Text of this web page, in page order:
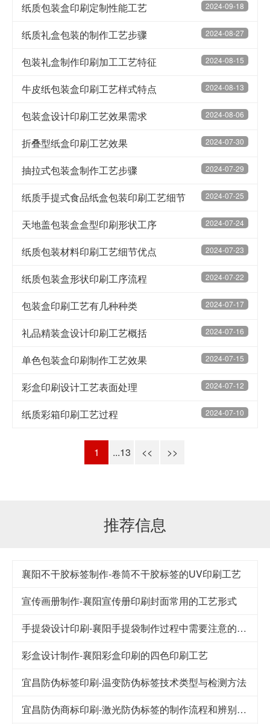
2024-09-18
纸质包装盒印刷定制性能工艺
2024-08-27
纸质礼盒包装的制作工艺步骤
2024-08-15
包装礼盒制作印刷加工工艺特征
2024-08-13
牛皮纸包装盒印刷工艺样式特点
2024-08-06
包装盒设计印刷工艺效果需求
2024-07-30
折叠型纸盒印刷工艺效果
2024-07-29
抽拉式包装盒制作工艺步骤
2024-07-25
纸质手提式食品纸盒包装印刷工艺细节
2024-07-24
天地盖包装盒盒型印刷形状工序
2024-07-23
纸质包装材料印刷工艺细节优点
2024-07-22
纸质包装盒形状印刷工序流程
2024-07-17
包装盒印刷工艺有几种种类
2024-07-16
礼品精装盒设计印刷工艺概括
2024-07-15
单色包装盒印刷制作工艺效果
2024-07-12
彩盒印刷设计工艺表面处理
2024-07-10
纸质彩箱印刷工艺过程
1 ...13 << >>
推荐信息
襄阳不干胶标签制作-卷筒不干胶标签的UV印刷工艺
宣传画册制作-襄阳宣传册印刷封面常用的工艺形式
手提袋设计印刷-襄阳手提袋制作过程中需要注意的要点
彩盒设计制作-襄阳彩盒印刷的四色印刷工艺
宜昌防伪标签印刷-温变防伪标签技术类型与检测方法
宜昌防伪商标印刷-激光防伪标签的制作流程和辨别方法